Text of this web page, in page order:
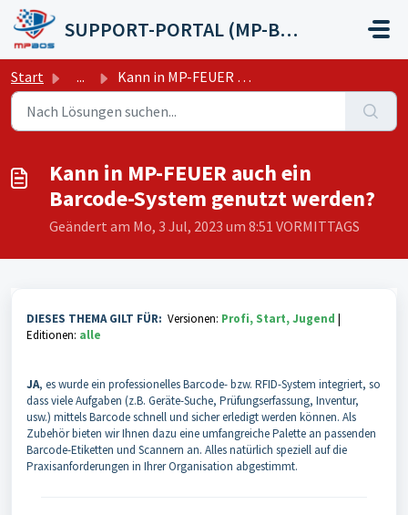
Zum hauptsächlichen Inhalt gehen
SUPPORT-PORTAL (MP-BOS GmbH)
Start ... Kann in MP-FEUER auch ein Barcode-System genutzt werden?
Kann in MP-FEUER auch ein
Barcode-System genutzt werden?
Geändert am Mo, 3 Jul, 2023 um 8:51 VORMITTAGS
DIESES THEMA GILT FÜR: Versionen: Profi, Start, Jugend |
Editionen: alle
JA, es wurde ein professionelles Barcode- bzw. RFID-System integriert, so
dass viele Aufgaben (z.B. Geräte-Suche, Prüfungserfassung, Inventur,
usw.) mittels Barcode schnell und sicher erledigt werden können. Als
Zubehör bieten wir Ihnen dazu eine umfangreiche Palette an passenden
Barcode-Etiketten und Scannern an. Alles natürlich speziell auf die
Praxisanforderungen in Ihrer Organisation abgestimmt.